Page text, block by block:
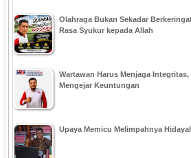
Olahraga Bukan Sekadar
Rasa Syukur kepada Allah
Wartawan Harus Menjaga Integritas,
Mengejar Keuntungan
Upaya Memicu Melimpahnya